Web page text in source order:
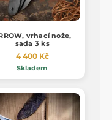
vrhací nože,
sada 3 ks
4 400 Kč
Skladem